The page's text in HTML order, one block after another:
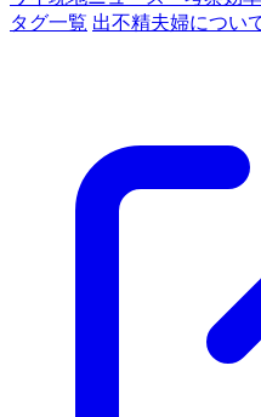
タグ一覧 出不精夫婦につい